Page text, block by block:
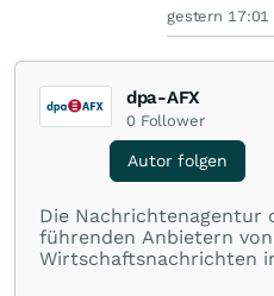
gestern 17:01
dpa-AFX
0 Follower
Autor folgen
Die Nachrichtenagentur
führenden Anbietern
Wirtschaftsnachrichten
englischer Sprache.